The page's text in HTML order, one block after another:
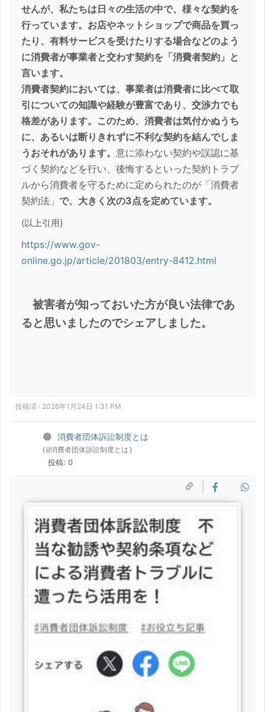
せんが、私たちは日々の生活の中で、様々な契約を
行っています。お店やネットショップで商品を買っ
たり、有料サービスを受けたりする場合などのよう
に消費者が事業者と交わす契約を「消費者契約」と
言います。
消費者契約においては、事業者は消費者に比べて取
引についての知識や経験が豊富であり、交渉力でも
格差があります。このため、消費者は気付かぬうち
に、あるいは断りきれずに不利な契約を結んでしま
うおそれがあります。 意に添わない契約や誤認に基
づく契約などを行い、後悔するといった契約トラブ
ルから消費者を守るために定められたのが「消費者
契約法」 で、大きく次の3点を定めています。
(以上引用)
https://www.gov-
online.go.jp/article/201803/entry-8412.html
被害者が知っておいた方が良い法律であ
ると思いましたのでシェアしました。
投稿済 : 2026年1月24日 1:31 PM
消費者団体訴訟制度とは
(@消費者団体訴訟制度とは)
投稿: 0